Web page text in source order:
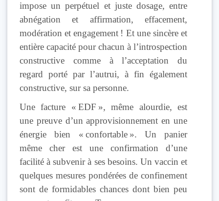
impose un perpétuel et juste dosage, entre
abnégation et affirmation, effacement,
modération et engagement ! Et une sincère et
entière capacité pour chacun à l’introspection
constructive comme à l’acceptation du
regard porté par l’autrui, à fin également
constructive, sur sa personne.
Une facture « EDF », même alourdie, est
une preuve d’un approvisionnement en une
énergie bien « confortable ». Un panier
même cher est une confirmation d’une
facilité à subvenir à ses besoins. Un vaccin et
quelques mesures pondérées de confinement
sont de formidables chances dont bien peu